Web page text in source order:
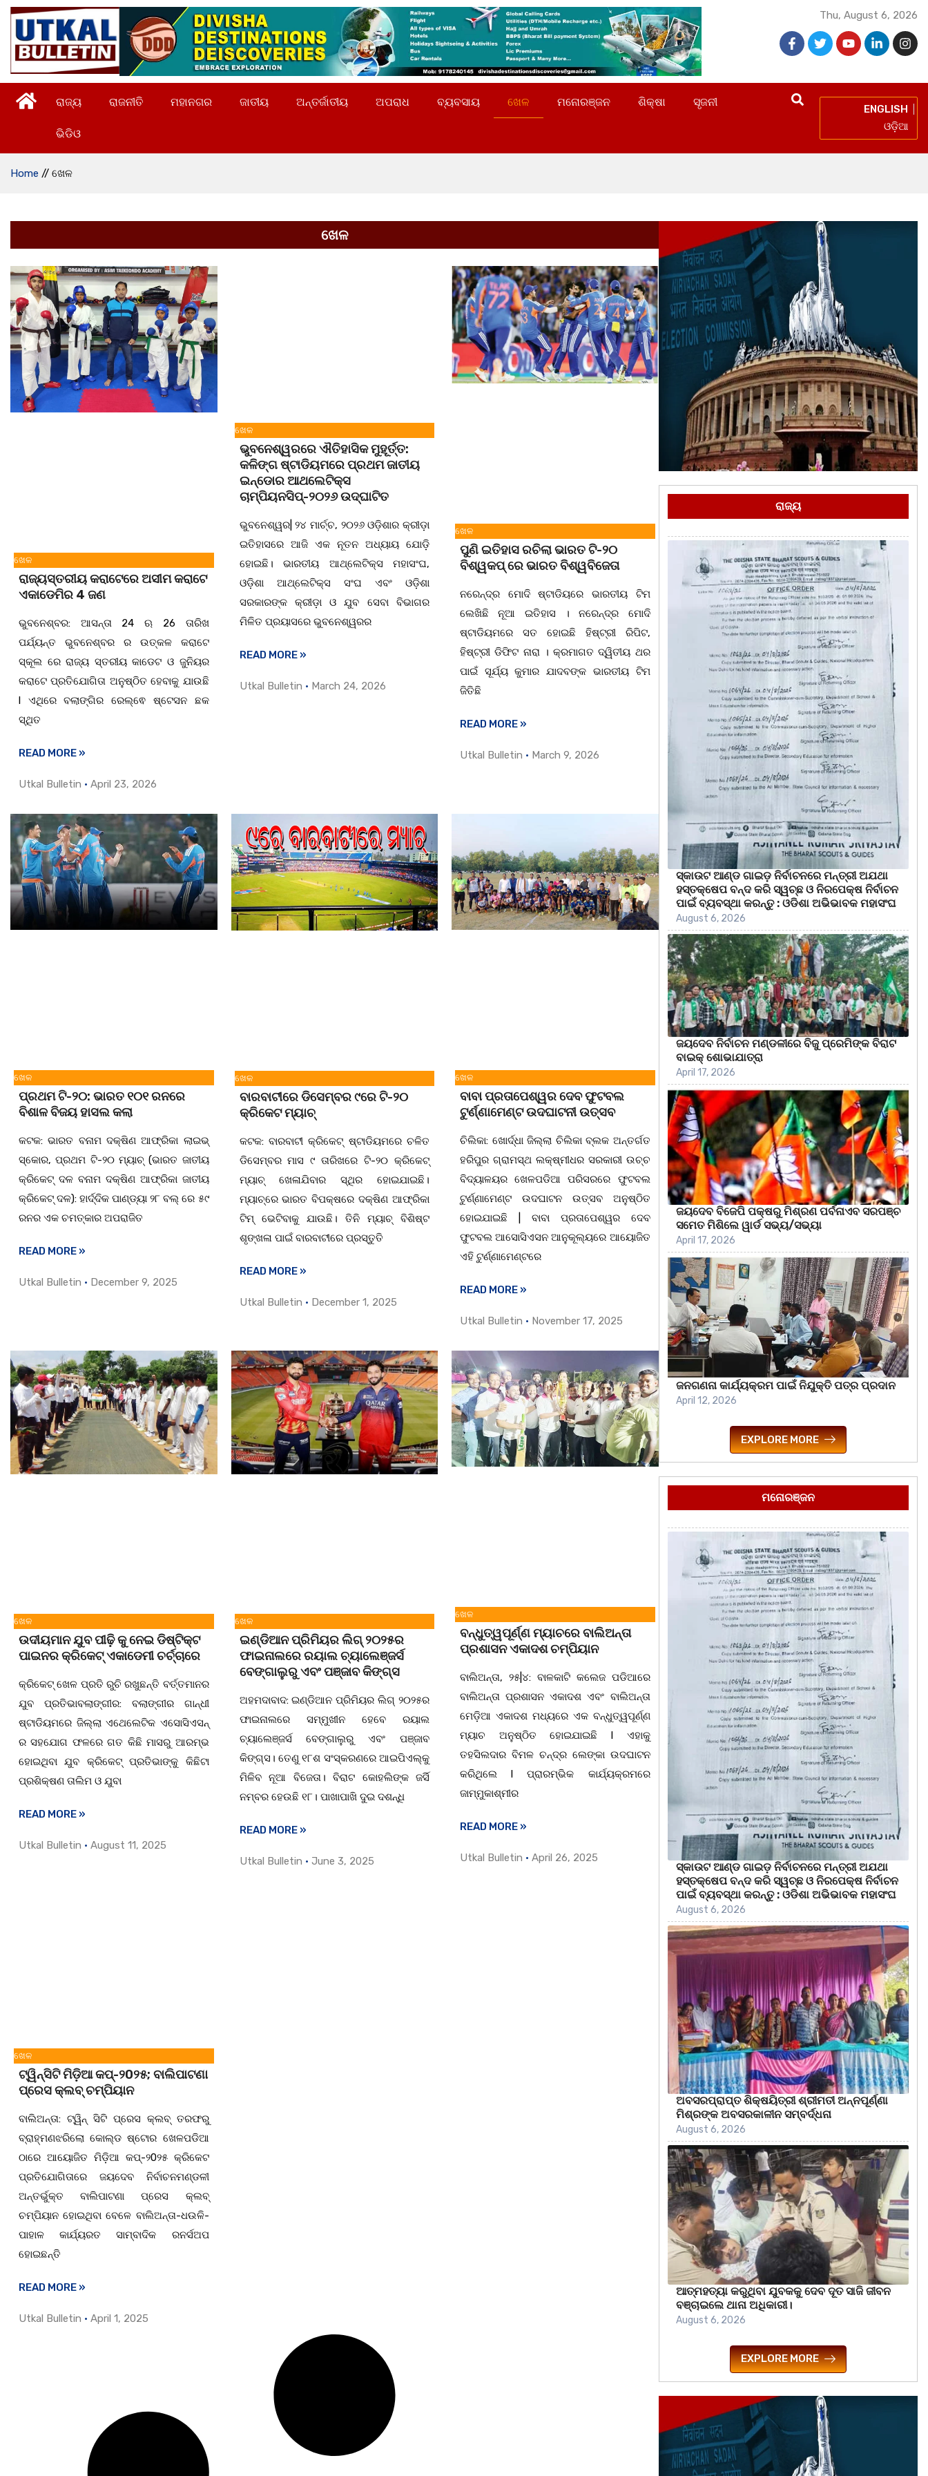
Thu, August 6, 2026
ରାଜ୍ୟ ରାଜନୀତି ମହାନଗର ଜାତୀୟ ଅନ୍ତର୍ଜାତୀୟ ଅପରାଧ ବ୍ୟବସାୟ ଖେଳ ମନୋରଞ୍ଜନ ଶିକ୍ଷା ସୃଜନୀ
ଭିଡିଓ
ENGLISH
ଓଡ଼ିଆ
Home // ଖେଳ
ଖେଳ
ଖେଳ
ରାଜ୍ୟସ୍ତରୀୟ କରାଟେରେ ଅସୀମ କରାଟେ
ଏକାଡେମିର 4 ଜଣ
ଭୁବନେଶ୍ବର: ଆସନ୍ତା 24 ଋ 26 ତାରିଖ
ପର୍ଯ୍ୟନ୍ତ ଭୁବନେଶ୍ବର ର ଉତ୍କଳ କରାଟେ
ସ୍କୂଲ ରେ ରାଜ୍ୟ ସ୍ତରୀୟ କାଡେଟ ଓ ଜୁନିୟର
କରାଟେ ପ୍ରତିଯୋଗିତା ଅନୁଷ୍ଠିତ ହେବାକୁ ଯାଉଛି
l ଏଥିରେ ବଲାଙ୍ଗିର ରେଲ୍ଵେ ଷ୍ଟେସନ ଛକ
ସ୍ଥିତ
READ MORE »
Utkal Bulletin April 23, 2026
ଖେଳ
ଭୁବନେଶ୍ୱରରେ ଐତିହାସିକ ମୁହୂର୍ତ୍ତ:
କଳିଙ୍ଗ ଷ୍ଟାଡିୟମରେ ପ୍ରଥମ ଜାତୀୟ
ଇନ୍‌ଡୋର ଆଥଲେଟିକ୍ସ
ଚାମ୍ପିୟନସିପ୍-୨୦୨୬ ଉଦ୍‌ଘାଟିତ
ଭୁବନେଶ୍ୱର| ୨୪ ମାର୍ଚ୍ଚ, ୨୦୨୬ ଓଡ଼ିଶାର କ୍ରୀଡ଼ା
ଇତିହାସରେ ଆଜି ଏକ ନୂତନ ଅଧ୍ୟାୟ ଯୋଡ଼ି
ହୋଇଛି। ଭାରତୀୟ ଆଥ୍‌ଲେଟିକ୍ସ ମହାସଂଘ,
ଓଡ଼ିଶା ଆଥ୍‌ଲେଟିକ୍ସ ସଂଘ ଏବଂ ଓଡ଼ିଶା
ସରକାରଙ୍କ କ୍ରୀଡ଼ା ଓ ଯୁବ ସେବା ବିଭାଗର
ମିଳିତ ପ୍ରୟାସରେ ଭୁବନେଶ୍ୱରର
READ MORE »
Utkal Bulletin March 24, 2026
ଖେଳ
ପୁଣି ଇତିହାସ ରଚିଲା ଭାରତ ଟି-୨୦
ବିଶ୍ୱକପ୍ ରେ ଭାରତ ବିଶ୍ୱବିଜେତା
ନରେନ୍ଦ୍ର ମୋଦି ଷ୍ଟାଡିୟରେ ଭାରତୀୟ ଟିମ
ଲେଖିଛି ନୂଆ ଇତିହାସ । ନରେନ୍ଦ୍ର ମୋଦି
ଷ୍ଟାଡିୟମରେ ସତ ହୋଇଛି ହିଷ୍ଟ୍ରୀ ରିପିଟ,
ହିଷ୍ଟ୍ରୀ ଡିଫିଟ ନାରା । କ୍ରମାଗତ ଦ୍ୱିତୀୟ ଥର
ପାଇଁ ସୂର୍ଯ୍ୟ କୁମାର ଯାଦବଙ୍କ ଭାରତୀୟ ଟିମ
ଜିତିଛି
READ MORE »
Utkal Bulletin March 9, 2026
ଖେଳ
ପ୍ରଥମ ଟି-୨୦: ଭାରତ ୧୦୧ ରନରେ
ବିଶାଳ ବିଜୟ ହାସଲ କଲା
କଟକ: ଭାରତ ବନାମ ଦକ୍ଷିଣ ଆଫ୍ରିକା ଲାଇଭ୍
ସ୍କୋର, ପ୍ରଥମ ଟି-୨୦ ମ୍ୟାଚ୍ (ଭାରତ ଜାତୀୟ
କ୍ରିକେଟ୍ ଦଳ ବନାମ ଦକ୍ଷିଣ ଆଫ୍ରିକା ଜାତୀୟ
କ୍ରିକେଟ୍ ଦଳ): ହାର୍ଦ୍ଦିକ ପାଣ୍ଡ୍ୟା ୨୮ ବଲ୍ ରେ ୫୯
ରନର ଏକ ଚମତ୍କାର ଅପରାଜିତ
READ MORE »
Utkal Bulletin December 9, 2025
ଖେଳ
ବାରବାଟୀରେ ଡିସେମ୍ବର ୯ରେ ଟି-୨୦
କ୍ରିକେଟ ମ୍ୟାଚ୍
କଟକ: ବାରବାଟୀ କ୍ରିକେଟ୍ ଷ୍ଟାଡିୟମରେ ଚଳିତ
ଡିସେମ୍ବର ମାସ ୯ ତାରିଖରେ ଟି-୨୦ କ୍ରିକେଟ୍
ମ୍ୟାଚ୍ ଖେଳାଯିବାର ସ୍ଥିର ହୋଇଯାଇଛି।
ମ୍ୟାଚ୍‌ରେ ଭାରତ ବିପକ୍ଷରେ ଦକ୍ଷିଣ ଆଫ୍ରିକା
ଟିମ୍ ଭେଟିବାକୁ ଯାଉଛି। ତିନି ମ୍ୟାଚ୍ ବିଶିଷ୍ଟ
ଶୃଙ୍ଖଳା ପାଇଁ ବାରବାଟୀରେ ପ୍ରସ୍ତୁତି
READ MORE »
Utkal Bulletin December 1, 2025
ଖେଳ
ବାବା ପ୍ରତାପେଶ୍ୱର ଦେବ ଫୁଟବଲ
ଟୁର୍ଣ୍ଣାମେଣ୍ଟ ଉଦଘାଟନୀ ଉତ୍ସବ
ଚିଲିକା: ଖୋର୍ଦ୍ଧା ଜିଲ୍ଲା ଚିଲିକା ବ୍ଲକ ଅନ୍ତର୍ଗତ
ହରିପୁର ଗ୍ରାମସ୍ଥ ଲକ୍ଷ୍ମୀଧର ସରକାରୀ ଉଚ୍ଚ
ବିଦ୍ୟାଳୟର ଖେଳପଡିଆ ପରିସରରେ ଫୁଟବଲ
ଟୁର୍ଣ୍ଣାମେଣ୍ଟ ଉଦଘାଟନ ଉତ୍ସବ ଅନୁଷ୍ଠିତ
ହୋଇଯାଇଛି | ବାବା ପ୍ରତାପେଶ୍ୱର ଦେବ
ଫୁଟବଲ ଆସୋସିଏସନ ଆନୁକୂଲ୍ୟରେ ଆୟୋଜିତ
ଏହି ଟୁର୍ଣ୍ଣାମେଣ୍ଟରେ
READ MORE »
Utkal Bulletin November 17, 2025
ଖେଳ
ଉଦୀୟମାନ ଯୁବ ପୀଢ଼ି କୁ ନେଇ ଡିଷ୍ଟିକ୍ଟ
ପାଇନର କ୍ରିକେଟ୍ ଏକାଡେମୀ ଚର୍ଚ୍ଚାରେ
କ୍ରିକେଟ୍ ଖେଳ ପ୍ରତି ରୁଚି ରଖୁଛନ୍ତି ବର୍ତ୍ତମାନର
ଯୁବ ପ୍ରତିଭାବଲାଙ୍ଗୀର: ବଲାଙ୍ଗୀର ଗାନ୍ଧୀ
ଷ୍ଟାଡିୟମରେ ଜିଲ୍ଲା ଏଥେଲେଟିକ ଏସୋସିଏସନ୍
ର ସହଯୋଗ ଫଳରେ ଗତ କିଛି ମାସରୁ ଆରମ୍ଭ
ହୋଇଥିବା ଯୁବ କ୍ରିକେଟ୍ ପ୍ରତିଭାଙ୍କୁ କିଛିଟା
ପ୍ରଶିକ୍ଷଣ ତାଲିମ ଓ ଯୁବା
READ MORE »
Utkal Bulletin August 11, 2025
ଖେଳ
ଇଣ୍ଡିଆନ ପ୍ରିମିୟର ଲିଗ୍ ୨୦୨୫ର
ଫାଇନାଲରେ ରୟାଲ ଚ୍ୟାଲେଞ୍ଜର୍ସ
ବେଙ୍ଗାଲୁରୁ ଏବଂ ପଞ୍ଜାବ କିଙ୍ଗ୍ସ
ଅହମଦାବାଦ: ଇଣ୍ଡିଆନ ପ୍ରିମିୟର ଲିଗ୍ ୨୦୨୫ର
ଫାଇନାଲରେ ସମ୍ମୁଖୀନ ହେବେ ରୟାଲ
ଚ୍ୟାଲେଞ୍ଜର୍ସ ବେଙ୍ଗାଲୁରୁ ଏବଂ ପଞ୍ଜାବ
କିଙ୍ଗ୍ସ। ତେଣୁ ୧୮ଶ ସଂସ୍କରଣରେ ଆଇପିଏଲ୍‌କୁ
ମିଳିବ ନୂଆ ବିଜେତା। ବିରାଟ କୋହଲିଙ୍କ ଜର୍ସି
ନମ୍ବର ହେଉଛି ୧୮। ପାଖାପାଖି ଦୁଇ ଦଶନ୍ଧି
READ MORE »
Utkal Bulletin June 3, 2025
ଖେଳ
ବନ୍ଧୁତ୍ୱପୂର୍ଣ୍ଣ ମ୍ୟାଚରେ ବାଲିଅନ୍ତା
ପ୍ରଶାସନ ଏକାଦଶ ଚମ୍ପିୟାନ
ବାଲିଅନ୍ତା, ୨୫|୪: ବାଳକାଟି କଲେଜ ପଡିଆରେ
ବାଲିଅନ୍ତା ପ୍ରଶାସନ ଏକାଦଶ ଏବଂ ବାଲିଅନ୍ତା
ମେଡ଼ିଆ ଏକାଦଶ ମଧ୍ୟରେ ଏକ ବନ୍ଧୁତ୍ୱପୂର୍ଣ୍ଣ
ମ୍ୟାଚ ଅନୁଷ୍ଠିତ ହୋଇଯାଇଛି l ଏହାକୁ
ତହସିଲଦାର ବିମଳ ଚନ୍ଦ୍ର ଲେଙ୍କା ଉଦଘାଟନ
କରିଥିଲେ l ପ୍ରାରମ୍ଭିକ କାର୍ଯ୍ୟକ୍ରମରେ
ଜାମ୍ମୁକାଶ୍ମୀର
READ MORE »
Utkal Bulletin April 26, 2025
ଖେଳ
ଟ୍ୱିନ୍ସିଟି ମିଡ଼ିଆ କପ୍-୨0୨୫; ବାଲିପାଟଣା
ପ୍ରେସ କ୍ଲବ୍ ଚମ୍ପିୟାନ
ବାଲିଅନ୍ତା: ଟ୍ୱିନ୍ ସିଟି ପ୍ରେସ କ୍ଲବ୍ ତରଫରୁ
ବ୍ରାହ୍ମଣଝରିଲୋ କୋଲ୍ଡ ଷ୍ଟୋର ଖେଳପଡିଆ
ଠାରେ ଆୟୋଜିତ ମିଡ଼ିଆ କପ୍-୨0୨୫ କ୍ରିକେଟ
ପ୍ରତିଯୋଗିତାରେ ଜୟଦେବ ନିର୍ବାଚନମଣ୍ଡଳୀ
ଅନ୍ତର୍ଭୁକ୍ତ ବାଲିପାଟଣା ପ୍ରେସ କ୍ଲବ୍
ଚମ୍ପିୟାନ ହୋଇଥିବା ବେଳେ ବାଲିଅନ୍ତା-ଧଉଳି-
ପାହାଳ କାର୍ଯ୍ୟରତ ସାମ୍ବାଦିକ ରନର୍ସଅପ
ହୋଇଛନ୍ତି
READ MORE »
Utkal Bulletin April 1, 2025
ରାଜ୍ୟ
ସ୍କାଉଟ ଆଣ୍ଡ ଗାଇଡ଼ ନିର୍ବାଚନରେ ମନ୍ତ୍ରୀ ଅଯଥା
ହସ୍ତକ୍ଷେପ ବନ୍ଦ କରି ସ୍ୱଚ୍ଛ ଓ ନିରପେକ୍ଷ ନିର୍ବାଚନ
ପାଇଁ ବ୍ୟବସ୍ଥା କରନ୍ତୁ : ଓଡିଶା ଅଭିଭାବକ ମହାସଂଘ
August 6, 2026
ଜୟଦେବ ନିର୍ବାଚନ ମଣ୍ଡଳୀରେ ବିଜୁ ପ୍ରେମିଙ୍କ ବିରାଟ
ବାଇକ୍ ଶୋଭାଯାତ୍ରା
April 17, 2026
ଜୟଦେବ ବିଜେପି ପକ୍ଷରୁ ମିଶ୍ରଣ ପର୍ବନାଏବ ସରପଞ୍ଚ
ସମେତ ମିଶିଲେ ୱାର୍ଡ ସଭ୍ୟ/ସଭ୍ୟା
April 17, 2026
ଜନଗଣନା କାର୍ଯ୍ୟକ୍ରମ ପାଇଁ ନିଯୁକ୍ତି ପତ୍ର ପ୍ରଦାନ
April 12, 2026
EXPLORE MORE
ମନୋରଞ୍ଜନ
ସ୍କାଉଟ ଆଣ୍ଡ ଗାଇଡ଼ ନିର୍ବାଚନରେ ମନ୍ତ୍ରୀ ଅଯଥା
ହସ୍ତକ୍ଷେପ ବନ୍ଦ କରି ସ୍ୱଚ୍ଛ ଓ ନିରପେକ୍ଷ ନିର୍ବାଚନ
ପାଇଁ ବ୍ୟବସ୍ଥା କରନ୍ତୁ : ଓଡିଶା ଅଭିଭାବକ ମହାସଂଘ
August 6, 2026
ଅବସରପ୍ରାପ୍ତ ଶିକ୍ଷୟିତ୍ରୀ ଶ୍ରୀମତୀ ଅନ୍ନପୂର୍ଣ୍ଣା
ମିଶ୍ରଙ୍କ ଅବସରକାଳୀନ ସମ୍ବର୍ଦ୍ଧନା
August 6, 2026
ଆତ୍ମହତ୍ୟା କରୁଥିବା ଯୁବକକୁ ଦେବ ଦୂତ ସାଜି ଜୀବନ
ବଞ୍ଚାଇଲେ ଥାନା ଅଧିକାରୀ।
August 6, 2026
EXPLORE MORE